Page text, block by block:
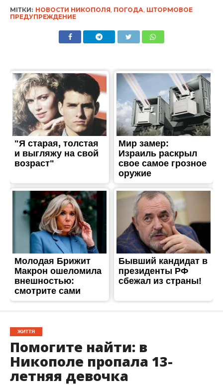
МІТКИ: НОВОСТИ НИКОПОЛЯ ПОГОДА ШТОРМОВОЕ
ПРЕДУПРЕЖДЕНИЕ
ЖИТТЯ
Помогите найти: в
Никополе пропала 13-
летняя девочка